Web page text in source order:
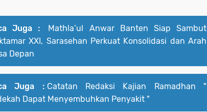
Juga :
Mathla’ul Anwar Banten Siap Sambut
XXI, Sarasehan Perkuat Konsolidasi dan Arah
Depan
Juga : Catatan Redaksi Kajian Ramadhan "
Dapat Menyembuhkan Penyakit "